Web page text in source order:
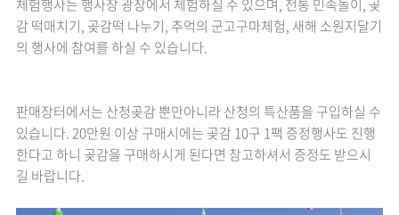
체험행사는 행사장 광장에서 체험하실 수 있으며, 전통 민속놀이, 곶
감 떡매치기, 곶감떡 나누기, 추억의 군고구마체험, 새해 소원지달기
의 행사에 참여를 하실 수 있습니다.
판매장터에서는 산청곶감 뿐만아니라 산청의 특산품을 구입하실 수
있습니다. 20만원 이상 구매시에는 곶감 10구 1팩 증정행사도 진행
한다고 하니 곶감을 구매하시게 된다면 참고하셔서 증정도 받으시
길 바랍니다.